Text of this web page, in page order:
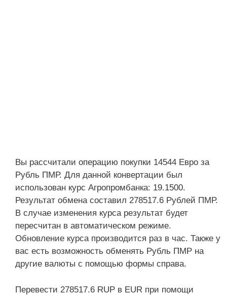
Вы рассчитали операцию покупки 14544 Евро за
Рубль ПМР. Для данной конвертации был
использован курс Агропромбанка: 19.1500.
Результат обмена составил 278517.6 Рублей ПМР.
В случае изменения курса результат будет
пересчитан в автоматическом режиме.
Обновление курса производится раз в час. Также у
вас есть возможность обменять Рубль ПМР на
другие валюты с помощью формы справа.
Перевести 278517.6 RUP в EUR при помощи